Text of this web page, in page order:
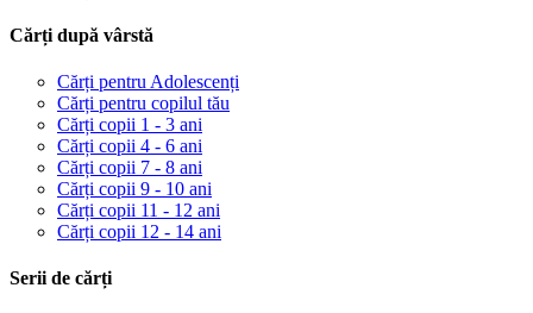
Cărți după vârstă
Cărți pentru Adolescenți
Cărți pentru copilul tău
Cărți copii 1 - 3 ani
Cărți copii 4 - 6 ani
Cărți copii 7 - 8 ani
Cărți copii 9 - 10 ani
Cărți copii 11 - 12 ani
Cărți copii 12 - 14 ani
Serii de cărți